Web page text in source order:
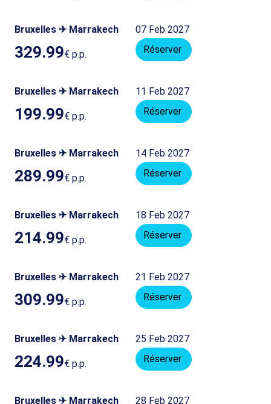
Bruxelles ✈ Marrakech 07 Feb 2027
329.99€ p.p. Réserver
Bruxelles ✈ Marrakech 11 Feb 2027
199.99€ p.p. Réserver
Bruxelles ✈ Marrakech 14 Feb 2027
289.99€ p.p. Réserver
Bruxelles ✈ Marrakech 18 Feb 2027
214.99€ p.p. Réserver
Bruxelles ✈ Marrakech 21 Feb 2027
309.99€ p.p. Réserver
Bruxelles ✈ Marrakech 25 Feb 2027
224.99€ p.p. Réserver
Bruxelles ✈ Marrakech 28 Feb 2027